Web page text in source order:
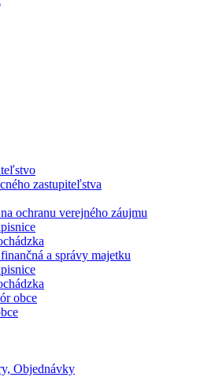
zastupiteľstva
ochranu verejného záujmu
a správy majetku
obce
Objednávky